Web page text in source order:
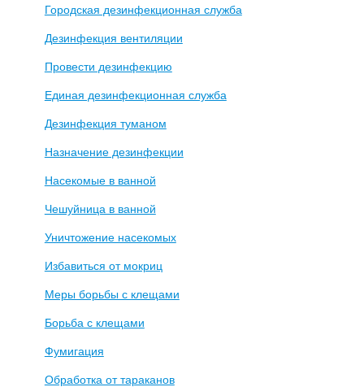
Городская дезинфекционная служба
Дезинфекция вентиляции
Провести дезинфекцию
Единая дезинфекционная служба
Дезинфекция туманом
Назначение дезинфекции
Насекомые в ванной
Чешуйница в ванной
Уничтожение насекомых
Избавиться от мокриц
Меры борьбы с клещами
Борьба с клещами
Фумигация
Обработка от тараканов